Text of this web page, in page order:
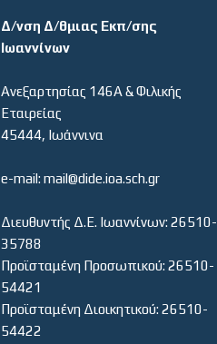
Δ/νση Δ/θμιας Εκπ/σης
Ιωαννίνων
Ανεξαρτησίας 146Α & Φιλικής
Εταιρείας
45444, Ιωάννινα
e-mail: mail@dide.ioa.sch.gr
Διευθυντής Δ.Ε. Ιωαννίνων: 26510-
35788
Προϊσταμένη Προσωπικού: 26510-
54421
Προϊσταμένη Διοικητικού: 26510-
54422